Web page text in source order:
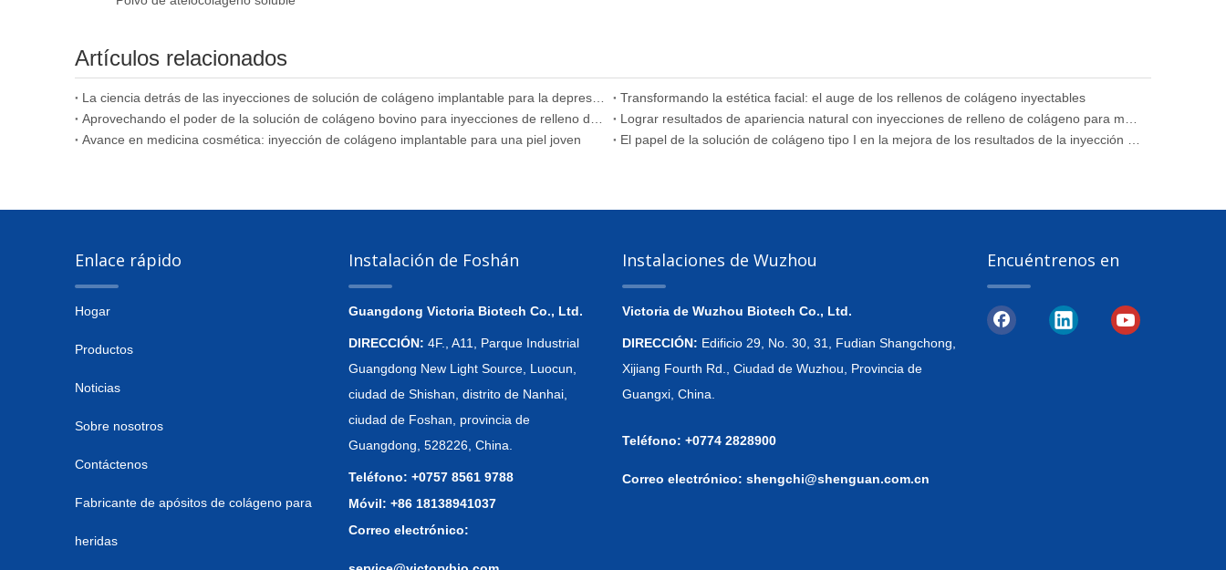
Artículos relacionados
Transformando la estética facial: el auge de los rellenos de colágeno inyectables
Avance en medicina cosmética: inyección de colágeno implantable para una piel joven
Enlace rápido
Hogar
Productos
Noticias
Sobre nosotros
Contáctenos
Fabricante de apósitos de colágeno para
heridas
Instalación de Foshán
Guangdong Victoria Biotech Co., Ltd.
DIRECCIÓN: 4F., A11, Parque Industrial
Guangdong New Light Source, Luocun,
ciudad de Shishan, distrito de Nanhai,
ciudad de Foshan, provincia de
Guangdong, 528226, China.
Teléfono: +0757 8561 9788
Móvil: +86 18138941037
Correo electrónico:
Instalaciones de Wuzhou
Victoria de Wuzhou Biotech Co., Ltd.
DIRECCIÓN: Edificio 29, No. 30, 31, Fudian Shangchong,
Xijiang Fourth Rd., Ciudad de Wuzhou, Provincia de
Guangxi, China.
Teléfono: +0774 2828900
Correo electrónico: shengchi@shenguan.com.cn
Encuéntrenos en